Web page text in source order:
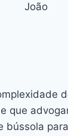
João
que
bússola